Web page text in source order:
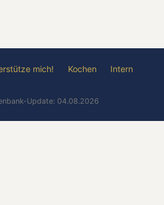
mich! Kochen Intern
Update: 04.08.2026